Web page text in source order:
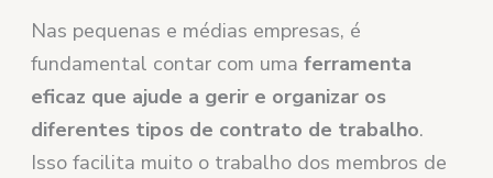
Nas pequenas e médias empresas, é
fundamental contar com umaferramenta
eficaz que ajude a gerir e organizar os
diferentes tipos de contrato de trabalho.
Isso facilita muito o trabalho dos membros de